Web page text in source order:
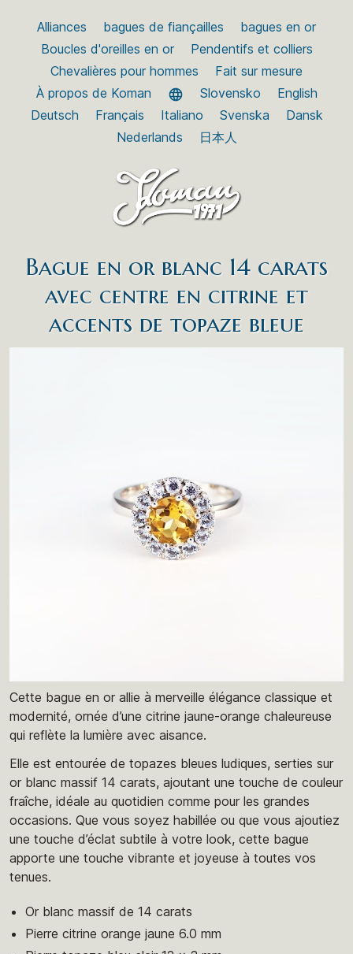
Alliances bagues de fiançailles
bagues en or
Boucles d'oreilles en or
Pendentifs et colliers
Chevalières pour hommes
Fait sur mesure
À propos de Koman
Slovensko
English
Deutsch
Français Italiano Svenska
Dansk
Nederlands
日本人
Bague en or blanc 14 carats
avec centre en citrine et
accents de topaze bleue
Cette bague en or allie à merveille élégance classique et
modernité, ornée d’une citrine jaune-orange chaleureuse
qui reflète la lumière avec aisance.
Elle est entourée de topazes bleues ludiques, serties sur
or blanc massif 14 carats, ajoutant une touche de couleur
fraîche, idéale au quotidien comme pour les grandes
occasions. Que vous soyez habillée ou que vous ajoutiez
une touche d’éclat subtile à votre look, cette bague
apporte une touche vibrante et joyeuse à toutes vos
tenues.
Or blanc massif de 14 carats
Pierre citrine orange jaune 6.0 mm